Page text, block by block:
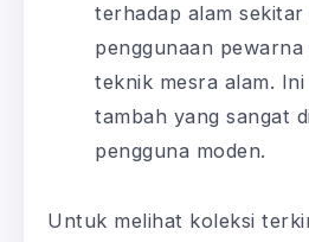
terhadap alam
penggunaan pewarna
teknik mesra alam. Ini
tambah yang sangat
pengguna moden.
Untuk melihat koleksi